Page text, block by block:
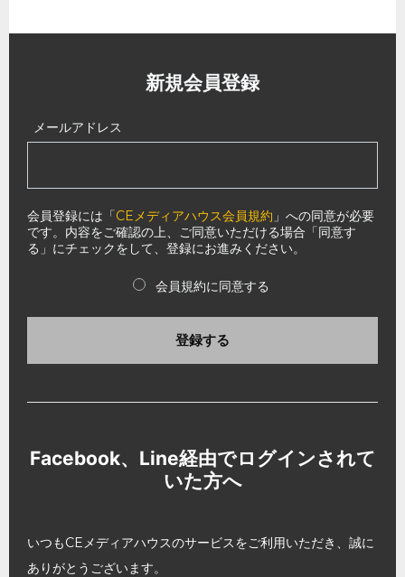
新規会員登録
メールアドレス
会員登録には「CEメディアハウス会員規約 」への同意が必要
です。内容をご確認の上、ご同意いただける場合「同意す
る」にチェックをして、登録にお進みください。
会員規約に同意する
登録する
Facebook、Line経由でログインされて
いた方へ
いつもCEメディアハウスのサービスをご利用いただき、誠に
ありがとうございます。